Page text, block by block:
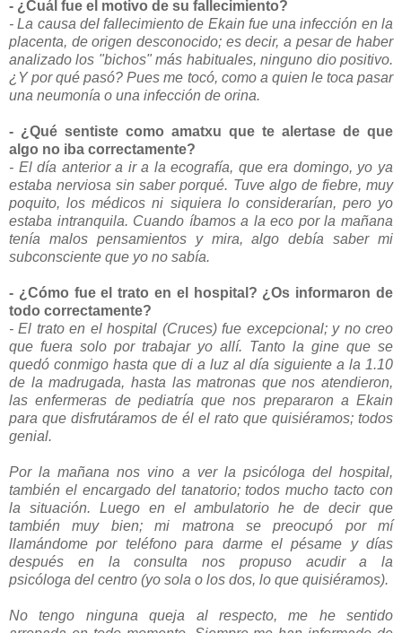
- ¿Cuál fue el motivo de su fallecimiento?
- La causa del fallecimiento de Ekain fue una infección en la
placenta, de origen desconocido; es decir, a pesar de haber
analizado los "bichos" más habituales, ninguno dio positivo.
¿Y por qué pasó? Pues me tocó, como a quien le toca pasar
una neumonía o una infección de orina.
- ¿Qué sentiste como amatxu que te alertase de que
algo no iba correctamente?
- El día anterior a ir a la ecografía, que era domingo, yo ya
estaba nerviosa sin saber porqué. Tuve algo de fiebre, muy
poquito, los médicos ni siquiera lo considerarían, pero yo
estaba intranquila. Cuando íbamos a la eco por la mañana
tenía malos pensamientos y mira, algo debía saber mi
subconsciente que yo no sabía.
- ¿Cómo fue el trato en el hospital? ¿Os informaron de
todo correctamente?
- El trato en el hospital (Cruces) fue excepcional; y no creo
que fuera solo por trabajar yo allí. Tanto la gine que se
quedó conmigo hasta que di a luz al día siguiente a la 1.10
de la madrugada, hasta las matronas que nos atendieron,
las enfermeras de pediatría que nos prepararon a Ekain
para que disfrutáramos de él el rato que quisiéramos; todos
genial.
Por la mañana nos vino a ver la psicóloga del hospital,
también el encargado del tanatorio; todos mucho tacto con
la situación. Luego en el ambulatorio he de decir que
también muy bien; mi matrona se preocupó por mí
llamándome por teléfono para darme el pésame y días
después en la consulta nos propuso acudir a la
psicóloga del centro (yo sola o los dos, lo que quisiéramos).
No tengo ninguna queja al respecto, me he sentido